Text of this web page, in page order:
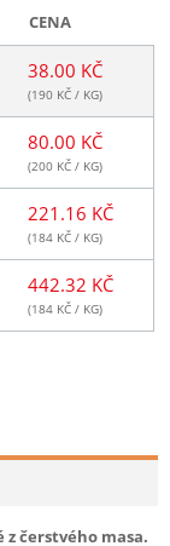
CENA
38.00 KČ
(190 KČ / KG)
80.00 KČ
(200 KČ / KG)
221.16 KČ
(184 KČ / KG)
442.32 KČ
(184 KČ / KG)
čerstvého masa.